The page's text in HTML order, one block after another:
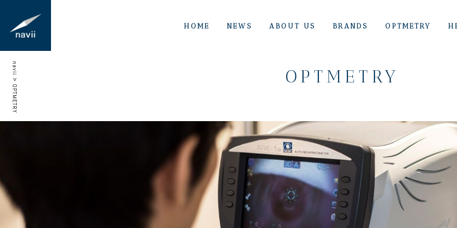
HOME NEWS ABOUT US BRANDS OPTMETRY
navii
>
OPTMETRY
OPTMETRY